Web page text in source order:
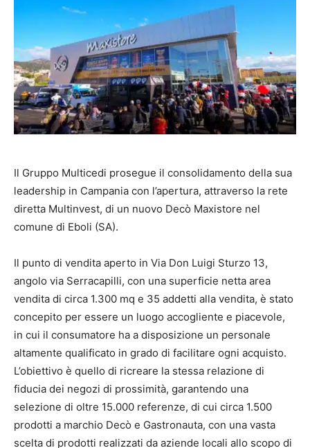
Il Gruppo Multicedi prosegue il consolidamento della sua
leadership in Campania con l’apertura, attraverso la rete
diretta Multinvest, di un nuovo Decò Maxistore nel
comune di Eboli (SA).
Il punto di vendita aperto in Via Don Luigi Sturzo 13,
angolo via Serracapilli, con una superficie netta area
vendita di circa 1.300 mq e 35 addetti alla vendita, è stato
concepito per essere un luogo accogliente e piacevole,
in cui il consumatore ha a disposizione un personale
altamente qualificato in grado di facilitare ogni acquisto.
L’obiettivo è quello di ricreare la stessa relazione di
fiducia dei negozi di prossimità, garantendo una
selezione di oltre 15.000 referenze, di cui circa 1.500
prodotti a marchio Decò e Gastronauta, con una vasta
scelta di prodotti realizzati da aziende locali allo scopo di